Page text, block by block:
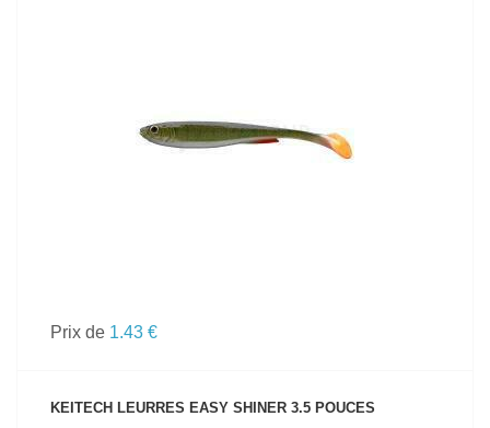
Prix de 1.43 €
KEITECH LEURRES EASY SHINER 3.5 POUCES